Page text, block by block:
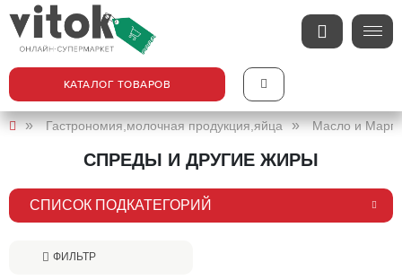
КАТАЛОГ ТОВАРОВ
Гастрономия,молочная продукция,яйца Масло и
СПРЕДЫ И ДРУГИЕ ЖИРЫ
СПИСОК ПОДКАТЕГОРИЙ
ФИЛЬТР